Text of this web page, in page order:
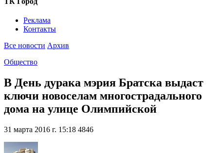
Реклама
Контакты
Все новости Архив
Общество
В День дурака мэрия Братска выдаст
ключи новоселам многострадального
дома на улице Олимпийской
31 марта 2016 г. 15:18 4846